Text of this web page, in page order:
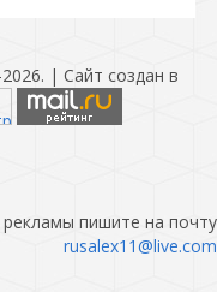
. | Сайт создан в
пишите на почту
rusalex11@live.com